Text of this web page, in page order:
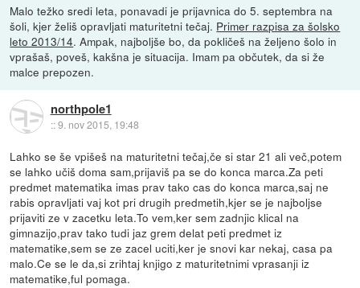
Malo težko sredi leta, ponavadi je prijavnica do 5. septembra na
šoli, kjer želiš opravljati maturitetni tečaj. Primer razpisa za šolsko
leto 2013/14. Ampak, najboljše bo, da pokličeš na željeno šolo in
vprašaš, poveš, kakšna je situacija. Imam pa občutek, da si že
malce prepozen.
northpole1
::9. nov 2015, 19:48
Lahko se še vpišeš na maturitetni tečaj,če si star 21 ali več,potem
se lahko učiš doma sam,prijaviš pa se do konca marca.Za peti
predmet matematika imas prav tako cas do konca marca,saj ne
rabis opravljati vaj kot pri drugih predmetih,kjer se je najboljse
prijaviti ze v zacetku leta.To vem,ker sem zadnjic klical na
gimnazijo,prav tako tudi jaz grem delat peti predmet iz
matematike,sem se ze zacel uciti,ker je snovi kar nekaj, casa pa
malo.Ce se le da,si zrihtaj knjigo z maturitetnimi vprasanji iz
matematike,ful pomaga.